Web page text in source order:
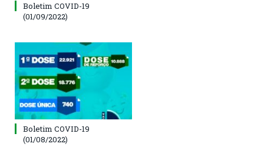
Boletim COVID-19
(01/09/2022)
Boletim COVID-19
(01/08/2022)